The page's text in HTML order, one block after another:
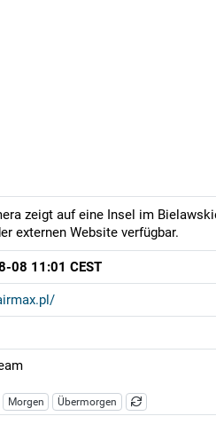
zeigt auf eine Insel im
externen Website verfügbar.
08 11:01 CEST
Morgen Übermorgen